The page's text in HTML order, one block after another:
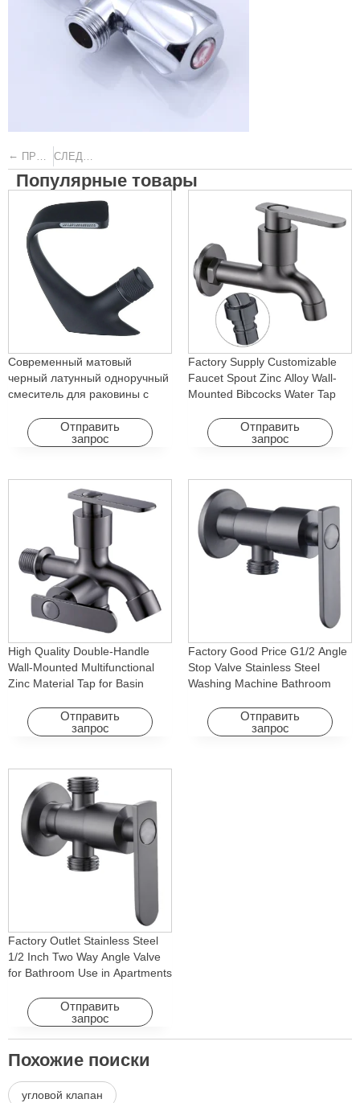
← ПРЕДЫДУЩИЙ СЛЕДУЮЩИЙ
Популярные товары
Современный матовый
черный латунный одноручный
смеситель для раковины с
с вращающейся функцией
для отеля и квартиры
Отправить
запрос
Factory Supply Customizable
Faucet Spout Zinc Alloy Wall-
Mounted Bibcocks Water Tap
Отправить
запрос
High Quality Double-Handle
Wall-Mounted Multifunctional
Zinc Material Tap for Basin
Homes
Отправить
запрос
Factory Good Price G1/2 Angle
Stop Valve Stainless Steel
Washing Machine Bathroom
Apartments & Hotels
Отправить
запрос
Factory Outlet Stainless Steel
1/2 Inch Two Way Angle Valve
for Bathroom Use in Apartments
Отправить
запрос
Похожие поиски
угловой клапан